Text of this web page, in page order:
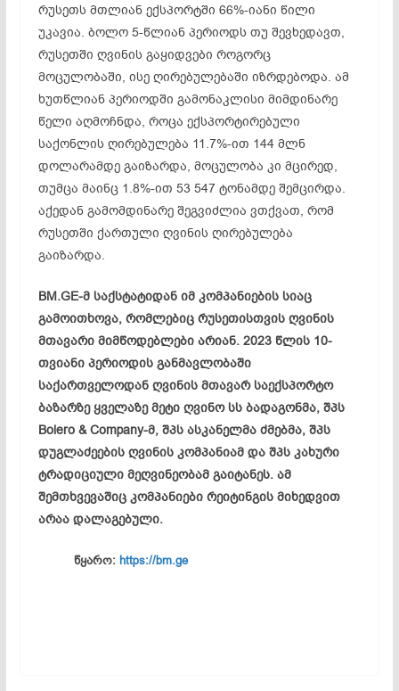
რუსეთს მთლიან ექსპორტში 66%-იანი წილი
უკავია. ბოლო 5-წლიან პერიოდს თუ შევხედავთ,
რუსეთში ღვინის გაყიდვები როგორც
მოცულობაში, ისე ღირებულებაში იზრდებოდა. ამ
ხუთწლიან პერიოდში გამონაკლისი მიმდინარე
წელი აღმოჩნდა, როცა ექსპორტირებული
საქონლის ღირებულება 11.7%-ით 144 მლნ
დოლარამდე გაიზარდა, მოცულობა კი მცირედ,
თუმცა მაინც 1.8%-ით 53 547 ტონამდე შემცირდა.
აქედან გამომდინარე შეგვიძლია ვთქვათ, რომ
რუსეთში ქართული ღვინის ღირებულება
გაიზარდა.
BM.GE-მ საქსტატიდან იმ კომპანიების სიაც
გამოითხოვა, რომლებიც რუსეთისთვის ღვინის
მთავარი მიმწოდებლები არიან. 2023 წლის 10-
თვიანი პერიოდის განმავლობაში
საქართველოდან ღვინის მთავარ საექსპორტო
ბაზარზე ყველაზე მეტი ღვინო სს ბადაგონმა, შპს
Bolero & Company-მ, შპს ასკანელმა ძმებმა, შპს
დუგლაძეების ღვინის კომპანიამ და შპს კახური
ტრადიციული მეღვინეობამ გაიტანეს. ამ
შემთხვევაშიც კომპანიები რეიტინგის მიხედვით
არაა დალაგებული.
წყარო: https://bm.ge